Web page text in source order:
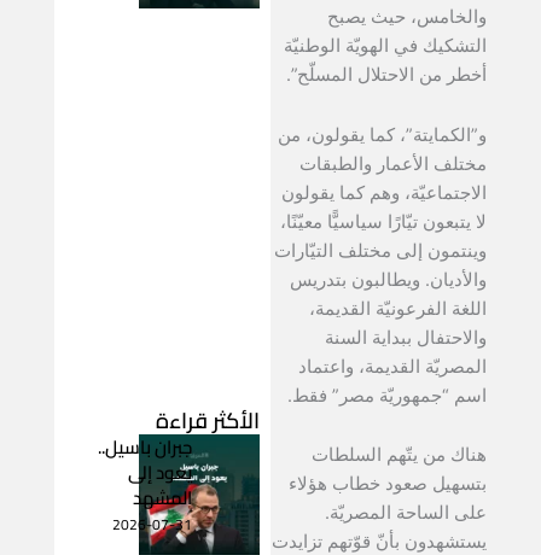
والخامس، حيث يصبح
التشكيك في الهويّة الوطنيّة
أخطر من الاحتلال المسلّح”.
و”الكمايتة”، كما يقولون، من
مختلف الأعمار والطبقات
الاجتماعيّة، وهم كما يقولون
لا يتبعون تيّارًا سياسيًّا معيّنًا،
وينتمون إلى مختلف التيّارات
والأديان. ويطالبون بتدريس
اللغة الفرعونيّة القديمة،
والاحتفال ببداية السنة
المصريّة القديمة، واعتماد
اسم “جمهوريّة مصر” فقط.
هناك من يتّهم السلطات
بتسهيل صعود خطاب هؤلاء
على الساحة المصريّة.
يستشهدون بأنّ قوّتهم تزايدت
الأكثر قراءة
جبران باسيل..
يعود إلى
المشهد
2026-07-31